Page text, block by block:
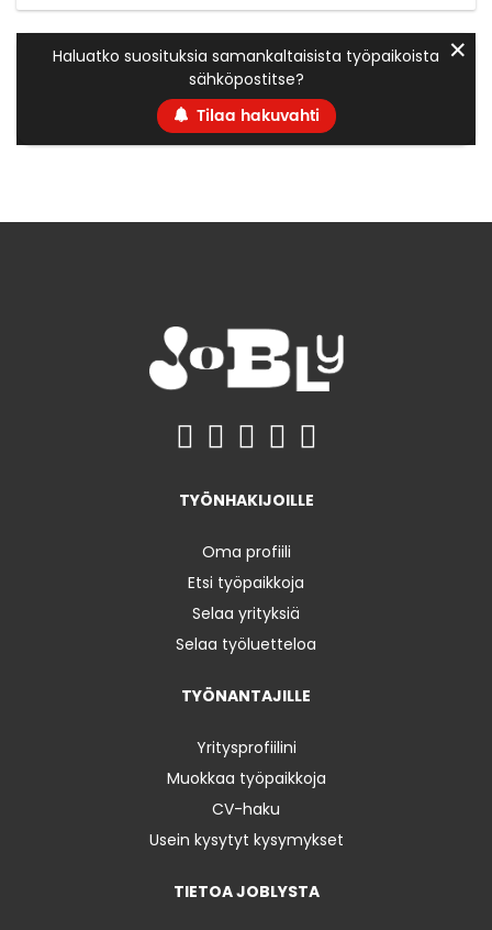
Haluatko suosituksia samankaltaisista työpaikoista
sähköpostitse?
Tilaa hakuvahti
✕
TYÖNHAKIJOILLE
Oma profiili
Etsi työpaikkoja
Selaa yrityksiä
Selaa työluetteloa
TYÖNANTAJILLE
Yritysprofiilini
Muokkaa työpaikkoja
CV-haku
Usein kysytyt kysymykset
TIETOA JOBLYSTA